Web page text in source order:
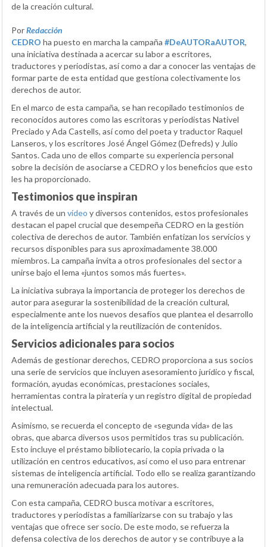
de la creación cultural.
PorRedacción
CEDRO ha puesto en marcha la campaña #DeAUTORaAUTOR,
una iniciativa destinada a acercar su labor a escritores,
traductores y periodistas, así como a dar a conocer las ventajas de
formar parte de esta entidad que gestiona colectivamente los
derechos de autor.
En el marco de esta campaña, se han recopilado testimonios de
reconocidos autores como las escritoras y periodistas Nativel
Preciado y Ada Castells, así como del poeta y traductor Raquel
Lanseros, y los escritores José Ángel Gómez (Defreds) y Julio
Santos. Cada uno de ellos comparte su experiencia personal
sobre la decisión de asociarse a CEDRO y los beneficios que esto
les ha proporcionado.
Testimonios que inspiran
A través de un vídeo y diversos contenidos, estos profesionales
destacan el papel crucial que desempeña CEDRO en la gestión
colectiva de derechos de autor. También enfatizan los servicios y
recursos disponibles para sus aproximadamente 38.000
miembros. La campaña invita a otros profesionales del sector a
unirse bajo el lema «juntos somos más fuertes».
La iniciativa subraya la importancia de proteger los derechos de
autor para asegurar la sostenibilidad de la creación cultural,
especialmente ante los nuevos desafíos que plantea el desarrollo
de la inteligencia artificial y la reutilización de contenidos.
Servicios adicionales para socios
Además de gestionar derechos, CEDRO proporciona a sus socios
una serie de servicios que incluyen asesoramiento jurídico y fiscal,
formación, ayudas económicas, prestaciones sociales,
herramientas contra la piratería y un registro digital de propiedad
intelectual.
Asimismo, se recuerda el concepto de «segunda vida» de las
obras, que abarca diversos usos permitidos tras su publicación.
Esto incluye el préstamo bibliotecario, la copia privada o la
utilización en centros educativos, así como el uso para entrenar
sistemas de inteligencia artificial. Todo ello se realiza garantizando
una remuneración adecuada para los autores.
Con esta campaña, CEDRO busca motivar a escritores,
traductores y periodistas a familiarizarse con su trabajo y las
ventajas que ofrece ser socio. De este modo, se refuerza la
defensa colectiva de los derechos de autor y se contribuye a la